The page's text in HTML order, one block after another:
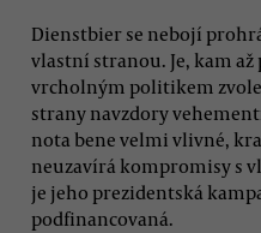
Dienstbier se nebojí
vlastní stranou. Je, kam
vrcholným politikem
strany navzdory
nota bene velmi vlivné,
neuzavírá kompromisy s
je jeho prezidentská
podfinancovaná.